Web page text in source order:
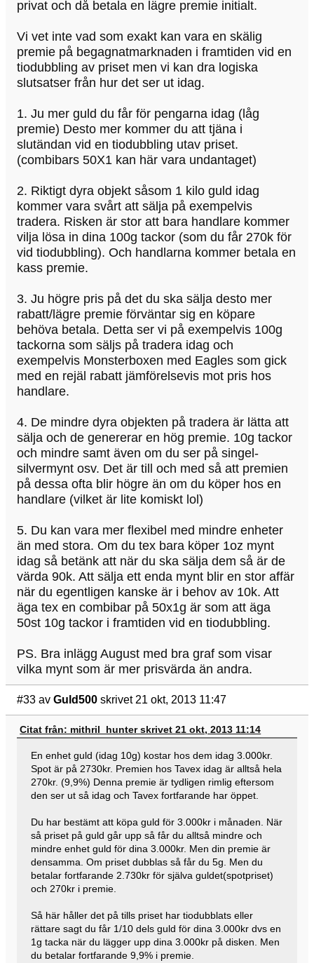
privat och då betala en lägre premie initialt.
Vi vet inte vad som exakt kan vara en skälig
premie på begagnatmarknaden i framtiden vid en
tiodubbling av priset men vi kan dra logiska
slutsatser från hur det ser ut idag.
1. Ju mer guld du får för pengarna idag (låg
premie) Desto mer kommer du att tjäna i
slutändan vid en tiodubbling utav priset.
(combibars 50X1 kan här vara undantaget)
2. Riktigt dyra objekt såsom 1 kilo guld idag
kommer vara svårt att sälja på exempelvis
tradera. Risken är stor att bara handlare kommer
vilja lösa in dina 100g tackor (som du får 270k för
vid tiodubbling). Och handlarna kommer betala en
kass premie.
3. Ju högre pris på det du ska sälja desto mer
rabatt/lägre premie förväntar sig en köpare
behöva betala. Detta ser vi på exempelvis 100g
tackorna som säljs på tradera idag och
exempelvis Monsterboxen med Eagles som gick
med en rejäl rabatt jämförelsevis mot pris hos
handlare.
4. De mindre dyra objekten på tradera är lätta att
sälja och de genererar en hög premie. 10g tackor
och mindre samt även om du ser på singel-
silvermynt osv. Det är till och med så att premien
på dessa ofta blir högre än om du köper hos en
handlare (vilket är lite komiskt lol)
5. Du kan vara mer flexibel med mindre enheter
än med stora. Om du tex bara köper 1oz mynt
idag så betänk att när du ska sälja dem så är de
värda 90k. Att sälja ett enda mynt blir en stor affär
när du egentligen kanske är i behov av 10k. Att
äga tex en combibar på 50x1g är som att äga
50st 10g tackor i framtiden vid en tiodubbling.
PS. Bra inlägg August med bra graf som visar
vilka mynt som är mer prisvärda än andra.
#33 av Guld500 skrivet 21 okt, 2013 11:47
Citat från: mithril_hunter skrivet 21 okt, 2013 11:14
En enhet guld (idag 10g) kostar hos dem idag 3.000kr.
Spot är på 2730kr. Premien hos Tavex idag är alltså hela
270kr. (9,9%) Denna premie är tydligen rimlig eftersom
den ser ut så idag och Tavex fortfarande har öppet.
Du har bestämt att köpa guld för 3.000kr i månaden. När
så priset på guld går upp så får du alltså mindre och
mindre enhet guld för dina 3.000kr. Men din premie är
densamma. Om priset dubblas så får du 5g. Men du
betalar fortfarande 2.730kr för själva guldet(spotpriset)
och 270kr i premie.
Så här håller det på tills priset har tiodubblats eller
rättare sagt du får 1/10 dels guld för dina 3.000kr dvs en
1g tacka när du lägger upp dina 3.000kr på disken. Men
du betalar fortfarande 9,9% i premie.